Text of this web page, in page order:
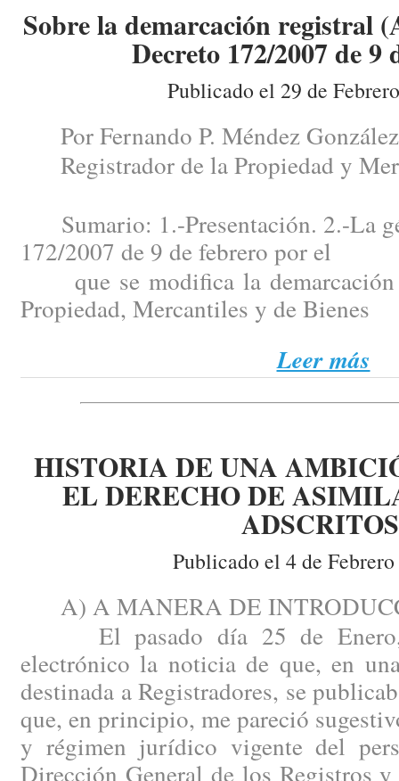
Sobre la demarcación registral
Decreto 172/2007 de 9
Publicado el 29 de
Por Fernando P. Méndez González
Registrador de la Propiedad y
Sumario: 1.-Presentación. 2.-La
172/2007 de 9 de febrero por el
que se modifica la demarcación
Propiedad, Mercantiles y de Bienes
Leer más
HISTORIA DE UNA
EL DERECHO DE
Publicado el 4 de
A) A MANERA DE
El pasado día 25 de Enero,
electrónico la noticia de que, en
destinada a Registradores, se
que, en principio, me pareció
y régimen jurídico vigente del
Dirección General de los Registros